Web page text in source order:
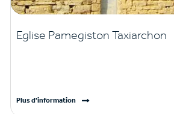
Eglise Pamegiston Taxiarchon
Plus d'information